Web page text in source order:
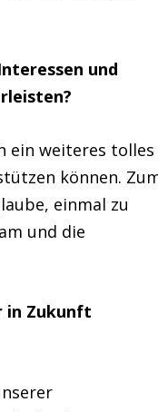
und
ein weiteres tolles
können.
einmal zu
und die
in Zukunft